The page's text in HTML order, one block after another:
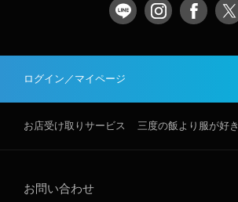
ログイン／マイページ
お店受け取りサービス 三度の飯より服が好き
お問い合わせ